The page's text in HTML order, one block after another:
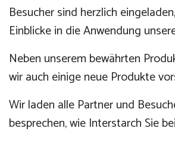
Besucher sind herzlich
Einblicke in die Anwendung
Neben unserem bewährten
wir auch einige neue Produkte
Wir laden alle Partner und
besprechen, wie Interstarch Sie